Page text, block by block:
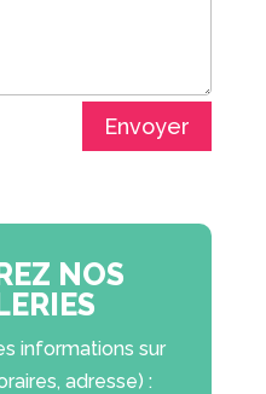
Envoyer
NOS
informations sur
adresse) :